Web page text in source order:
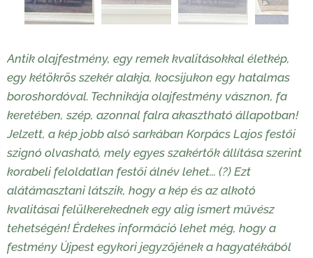
Antik olajfestmény, egy remek kvalitásokkal életkép,
egy kétökrös szekér alakja, kocsijukon egy hatalmas
boroshordóval. Technikája olajfestmény vásznon, fa
keretében, szép, azonnal falra akasztható állapotban!
Jelzett, a kép jobb alsó sarkában Korpács Lajos festői
szignó olvasható, mely egyes szakértők állítása szerint
korabeli feloldatlan festői álnév lehet... (?) Ezt
alátámasztani látszik, hogy a kép és az alkotó
kvalitásai felülkerekednek egy alig ismert művész
tehetségén! Érdekes információ lehet még, hogy a
festmény Újpest egykori jegyzőjének a hagyatékából